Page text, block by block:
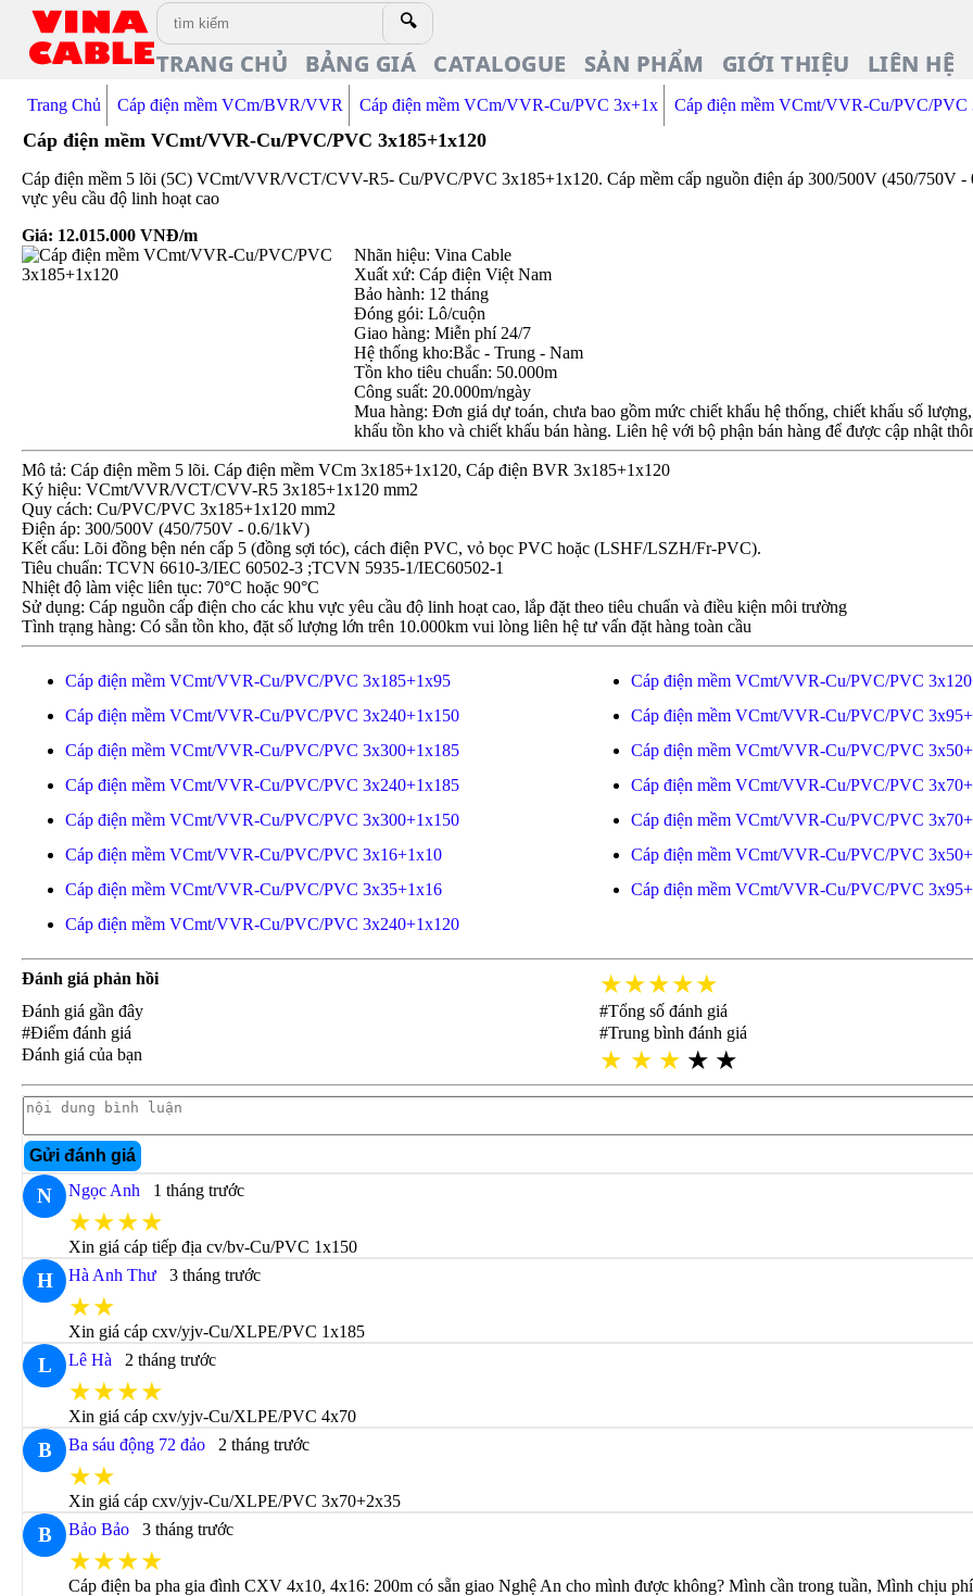
🔍
TRANG CHỦ BẢNG GIÁ CATALOGUE SẢN PHẨM GIỚI THIỆU LIÊN HỆ
Trang Chủ Cáp điện mềm VCm/BVR/VVR Cáp điện mềm VCm/VVR-Cu/PVC 3x+1x Cáp điện mềm VCmt/VVR-Cu/PVC/PVC
Cáp điện mềm VCmt/VVR-Cu/PVC/PVC 3x185+1x120
Cáp điện mềm 5 lõi (5C) VCmt/VVR/VCT/CVV-R5- Cu/PVC/PVC 3x185+1x120. Cáp mềm cấp nguồn điện áp 300/500V (450/750V -
vực yêu cầu độ linh hoạt cao
Giá: 12.015.000 VNĐ/m
Nhãn hiệu: Vina Cable
Xuất xứ: Cáp điện Việt Nam
Bảo hành: 12 tháng
Đóng gói: Lô/cuộn
Giao hàng: Miễn phí 24/7
Hệ thống kho:Bắc - Trung - Nam
Tồn kho tiêu chuẩn: 50.000m
Công suất: 20.000m/ngày
Mua hàng: Đơn giá dự toán, chưa bao gồm mức chiết khấu hệ thống, chiết khấu số
khấu tồn kho và chiết khấu bán hàng. Liên hệ với bộ phận bán hàng để được cập nhật
Mô tả: Cáp điện mềm 5 lõi. Cáp điện mềm VCm 3x185+1x120, Cáp điện BVR 3x185+1x120
Ký hiệu: VCmt/VVR/VCT/CVV-R5 3x185+1x120 mm2
Quy cách: Cu/PVC/PVC 3x185+1x120 mm2
Điện áp: 300/500V (450/750V - 0.6/1kV)
Kết cấu: Lõi đồng bện nén cấp 5 (đồng sợi tóc), cách điện PVC, vỏ bọc PVC hoặc (LSHF/LSZH/Fr-PVC).
Tiêu chuẩn: TCVN 6610-3/IEC 60502-3 ;TCVN 5935-1/IEC60502-1
Nhiệt độ làm việc liên tục: 70°C hoặc 90°C
Sử dụng: Cáp nguồn cấp điện cho các khu vực yêu cầu độ linh hoạt cao, lắp đặt theo tiêu chuẩn và điều kiện môi trường
Tình trạng hàng: Có sẵn tồn kho, đặt số lượng lớn trên 10.000km vui lòng liên hệ tư vấn đặt hàng toàn cầu
Cáp điện mềm VCmt/VVR-Cu/PVC/PVC 3x185+1x95
Cáp điện mềm VCmt/VVR-Cu/PVC/PVC
Cáp điện mềm VCmt/VVR-Cu/PVC/PVC 3x240+1x150
Cáp điện mềm VCmt/VVR-Cu/PVC/PVC
Cáp điện mềm VCmt/VVR-Cu/PVC/PVC 3x300+1x185
Cáp điện mềm VCmt/VVR-Cu/PVC/PVC
Cáp điện mềm VCmt/VVR-Cu/PVC/PVC 3x240+1x185
Cáp điện mềm VCmt/VVR-Cu/PVC/PVC
Cáp điện mềm VCmt/VVR-Cu/PVC/PVC 3x300+1x150
Cáp điện mềm VCmt/VVR-Cu/PVC/PVC
Cáp điện mềm VCmt/VVR-Cu/PVC/PVC 3x16+1x10
Cáp điện mềm VCmt/VVR-Cu/PVC/PVC
Cáp điện mềm VCmt/VVR-Cu/PVC/PVC 3x35+1x16
Cáp điện mềm VCmt/VVR-Cu/PVC/PVC
Cáp điện mềm VCmt/VVR-Cu/PVC/PVC 3x240+1x120
Đánh giá phản hồi ★★★★★
Đánh giá gần đây
#Tổng số đánh giá
#Điểm đánh giá
#Trung bình đánh giá
Đánh giá của bạn
★ ★ ★ ★ ★
Gửi đánh giá
N Ngọc Anh 1 tháng trước
★★★★
Xin giá cáp tiếp địa cv/bv-Cu/PVC 1x150
H Hà Anh Thư 3 tháng trước
★★
Xin giá cáp cxv/yjv-Cu/XLPE/PVC 1x185
L Lê Hà 2 tháng trước
★★★★
Xin giá cáp cxv/yjv-Cu/XLPE/PVC 4x70
B Ba sáu động 72 đảo 2 tháng trước
★★
Xin giá cáp cxv/yjv-Cu/XLPE/PVC 3x70+2x35
B Bảo Bảo 3 tháng trước
★★★★
Cáp điện ba pha gia đình CXV 4x10, 4x16: 200m có sẵn giao Nghệ An cho mình được không? Mình cần trong tuần, Mình chịu